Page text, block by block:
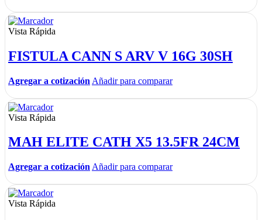
Vista Rápida
FISTULA CANN S ARV V 16G 30SH
Agregar a cotización Añadir para comparar
Vista Rápida
MAH ELITE CATH X5 13.5FR 24CM
Agregar a cotización Añadir para comparar
Vista Rápida